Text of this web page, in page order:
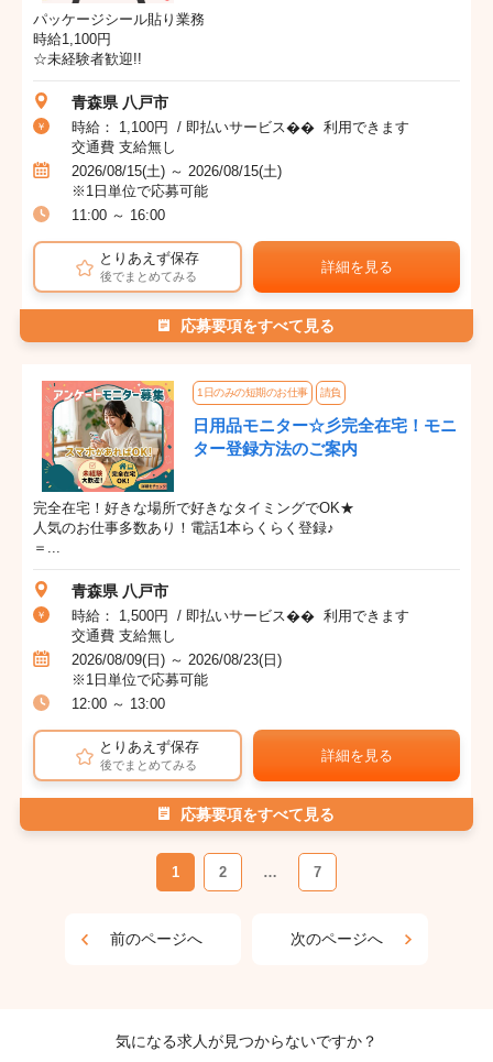
パッケージシール貼り業務
時給1,100円
☆未経験者歓迎!!
青森県 八戸市
時給： 1,100円 / 即払いサービス�� 利用できます
交通費 支給無し
2026/08/15(土) ～ 2026/08/15(土)
※1日単位で応募可能
11:00 ～ 16:00
とりあえず保存
後でまとめてみる
詳細を見る
応募要項をすべて見る
1日のみの短期のお仕事 請負
日用品モニター☆彡完全在宅！モニ
ター登録方法のご案内
完全在宅！好きな場所で好きなタイミングでOK★
人気のお仕事多数あり！電話1本らくらく登録♪
＝...
青森県 八戸市
時給： 1,500円 / 即払いサービス�� 利用できます
交通費 支給無し
2026/08/09(日) ～ 2026/08/23(日)
※1日単位で応募可能
12:00 ～ 13:00
とりあえず保存
後でまとめてみる
詳細を見る
応募要項をすべて見る
1 2 … 7
前のページへ 次のページへ
気になる求人が見つからないですか？